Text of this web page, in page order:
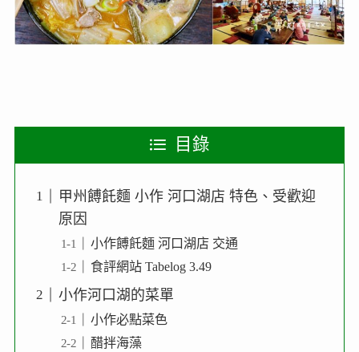
目錄
甲州餺飥麵 小作 河口湖店 特色、受歡迎
原因
小作餺飥麵 河口湖店 交通
食評網站 Tabelog 3.49
小作河口湖的菜單
小作必點菜色
醋拌海藻